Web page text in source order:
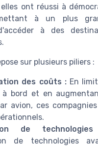
ont réussi à
à un plus
à des
sur plusieurs piliers :
des coûts :En
bord et en
avion, ces
de
de technologies